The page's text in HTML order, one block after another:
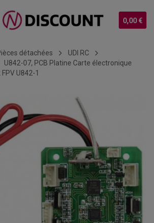
0,00 €
détachées
UDI RC
U842-07, PCB Platine Carte électronique
U842-1